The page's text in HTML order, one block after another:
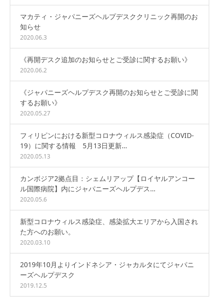
マカティ・ジャパニーズヘルプデスククリニック再開のお
知らせ
2020.06.3
《再開デスク追加のお知らせとご受診に関するお願い》
2020.06.2
《ジャパニーズヘルプデスク再開のお知らせとご受診に関
するお願い》
2020.05.27
フィリピンにおける新型コロナウィルス感染症（COVID-
19）に関する情報 5月13日更新…
2020.05.13
カンボジア2拠点目：シェムリアップ【ロイヤルアンコー
ル国際病院】内にジャパニーズヘルプデス…
2020.05.6
新型コロナウィルス感染症、感染拡大エリアから入国され
た方へのお願い。
2020.03.10
2019年10月よりインドネシア・ジャカルタにてジャパニ
ーズヘルプデスク
2019.12.5